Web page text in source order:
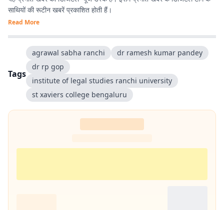
साथियों की रूटीन खबरें प्रकाशित होती हैं।
Read More
Tags
agrawal sabha ranchi
dr ramesh kumar pandey
dr rp gop
institute of legal studies ranchi university
st xaviers college bengaluru